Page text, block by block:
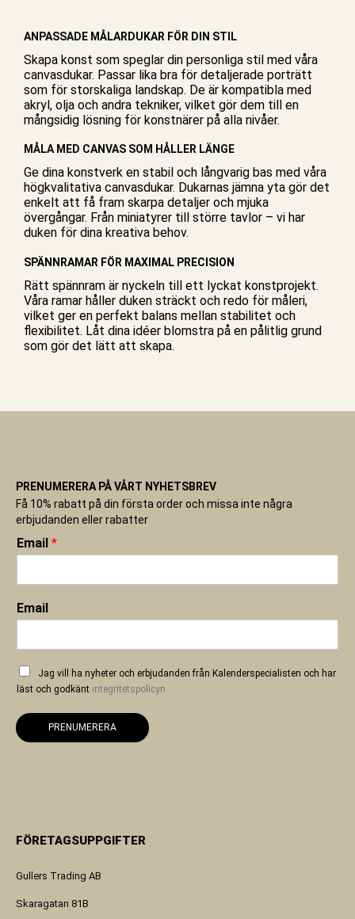
ANPASSADE MÅLARDUKAR FÖR DIN STIL
Skapa konst som speglar din personliga stil med våra
canvasdukar. Passar lika bra för detaljerade porträtt
som för storskaliga landskap. De är kompatibla med
akryl, olja och andra tekniker, vilket gör dem till en
mångsidig lösning för konstnärer på alla nivåer.
MÅLA MED CANVAS SOM HÅLLER LÄNGE
Ge dina konstverk en stabil och långvarig bas med våra
högkvalitativa canvasdukar. Dukarnas jämna yta gör det
enkelt att få fram skarpa detaljer och mjuka
övergångar. Från miniatyrer till större tavlor – vi har
duken för dina kreativa behov.
SPÄNNRAMAR FÖR MAXIMAL PRECISION
Rätt spännram är nyckeln till ett lyckat konstprojekt.
Våra ramar håller duken sträckt och redo för måleri,
vilket ger en perfekt balans mellan stabilitet och
flexibilitet. Låt dina idéer blomstra på en pålitlig grund
som gör det lätt att skapa.
PRENUMERERA PÅ VÅRT NYHETSBREV
Få 10% rabatt på din första order och missa inte några
erbjudanden eller rabatter
Email *
Email
Jag vill ha nyheter och erbjudanden från Kalenderspecialisten och har
läst och godkänt integritetspolicyn
PRENUMERERA
FÖRETAGSUPPGIFTER
Gullers Trading AB
Skaragatan 81B